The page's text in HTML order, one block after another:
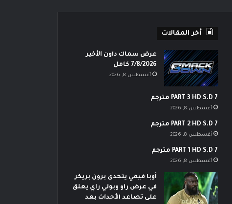
أخر المقالات
عرض سماك داون الأخير
7/8/2026 كامل
أغسطس 8, 2026
PART 3 HD S.D 7 مترجم
أغسطس 8, 2026
PART 2 HD S.D 7 مترجم
أغسطس 8, 2026
PART 1 HD S.D 7 مترجم
أغسطس 8, 2026
أوبا فيمي يتحدى برون بريكر
في عرض راو وبولي راي يعلق
على تصاعد الأحداث بعد